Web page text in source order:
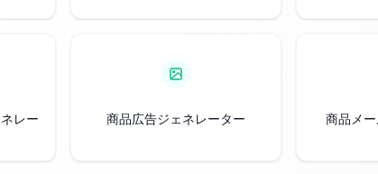
レー
商品広告ジェネレーター 商品メ